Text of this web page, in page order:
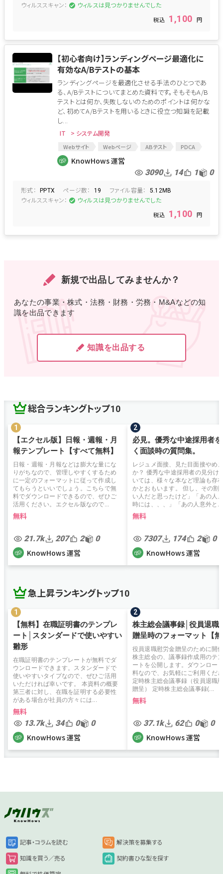
ウィルススキャン： ウィルスは見つかりませんでした
1,100
【初心者向け】ランディングページ最適化に
有効なA/Bテストの基本
ランディングページを最適化させる手法のひとつであ
る、A/Bテストについてまとめた資料です。そもそもA/B
テストとは何か、失敗しないのためのポイントは何かな
ど、初めてA/Bテストを用いるときに役立つ知識を記載
し...
IT > システム開発
Webサイト Webページ ABテスト
PDCA
SEO
SEM ウェブ広告
インターネット広告
KnowHows 運営
3090 14 1 0
形式： PPTX ページ数： 19 ファイル容量： 5.12MB
ウィルススキャン： ウィルスは見つかりませんでした
1,100
新規で出品してみませんか？
あなたの事業・株式・法務・財務・労務・M&Aなどの知
識を出品できます
知識を出品する
総合ランキングトップ10
【エクセル版】日報・週報・月
報テンプレート【すべて無料】
日報・週報・月報などは膨大な量にな
りがちなので、管理しやすくするため
に一定のフォーマットに従って作成し
てもらうといいでしょう。こちらで無
料でダウンロードできるので、ぜひご
活用ください。エクセル版なので...
無料
21.7k 207 2 0
KnowHows 運営
必見。優秀な中途採用者
く面談時の質問集。
レジュメ面接、見た目面接やめ
か？ 優秀な中途採用者の見分け
いては、様々な本など理論も存
かとおもいます。 但し、その割
い人だと思ったけど」「あの人
時には、、、」「あの人意外と...
無料
7307 174 2 0
KnowHows 運営
急上昇ランキングトップ10
【無料】在職証明書のテンプレ
ート│スタンダードで使いやすい
雛形
在職証明書のテンプレートが無料でダ
ウンロードできます。スタンダードで
使いやすいタイプなので、ぜひご活用
いただければ幸いです。 本資料の概要
第三者に対し、在職を証明する必要性
がある場合が社員の方々には...
無料
13.7k 34 0 0
KnowHows 運営
株主総会議事録│役員退職
贈呈時のフォーマット【
役員退職慰労金贈呈のために開
株主総会の、議事録作成用のテ
ートを公開します。ダウンロー
料なので、お気軽にご利用くだ
定時株主総会議事録（役員退職
贈呈） 定時株主総会議事録(...
無料
37.1k 62 0 0
KnowHows 運営
記事・コラムを読む 解決策を募集する
知識を買う／売る 契約書ひな型を探す